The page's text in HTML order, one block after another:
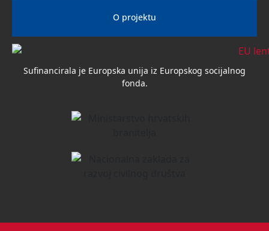
O projektu
Sufinancirala je Europska unija iz Europskog socijalnog
fonda.